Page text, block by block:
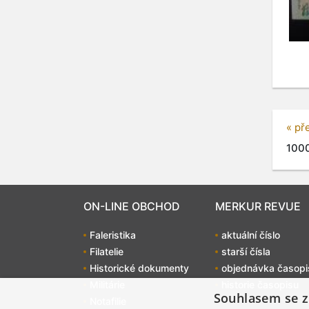
«
ON-LINE OBCHOD
Faleristika
Filatelie
Historické dokumenty
MERKUR REVUE
aktuální číslo
starší čísla
objednávka
Souhlasem se